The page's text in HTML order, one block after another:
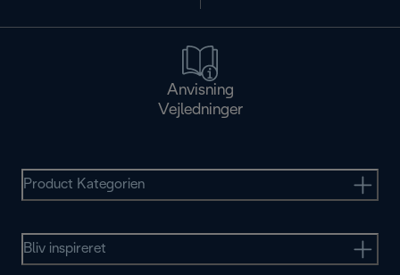
Anvisning
Vejledninger
Product Kategorien
Bliv inspireret